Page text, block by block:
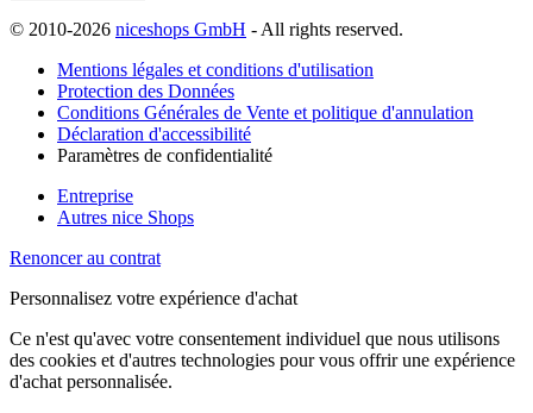
© 2010-2026 niceshops GmbH - All rights reserved.
Mentions légales et conditions d'utilisation
Protection des Données
Conditions Générales de Vente et politique d'annulation
Déclaration d'accessibilité
Paramètres de confidentialité
Entreprise
Autres nice Shops
Renoncer au contrat
Personnalisez votre expérience d'achat
Ce n'est qu'avec votre consentement individuel que nous utilisons
des cookies et d'autres technologies pour vous offrir une expérience
d'achat personnalisée.